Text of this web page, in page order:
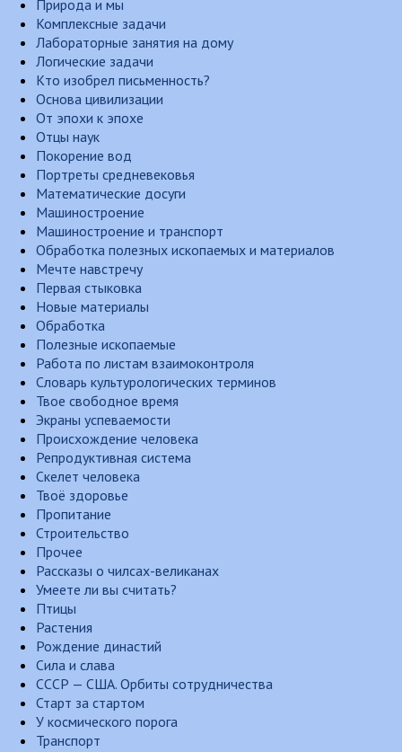
Природа и мы
Комплексные задачи
Лабораторные занятия на дому
Логические задачи
Кто изобрел письменность?
Основа цивилизации
От эпохи к эпохе
Отцы наук
Покорение вод
Портреты средневековья
Математические досуги
Машиностроение
Машиностроение и транспорт
Обработка полезных ископаемых и материалов
Мечте навстречу
Первая стыковка
Новые материалы
Обработка
Полезные ископаемые
Работа по листам взаимоконтроля
Словарь культурологических терминов
Твое свободное время
Экраны успеваемости
Происхождение человека
Репродуктивная система
Скелет человека
Твоё здоровье
Пропитание
Строительство
Прочее
Рассказы о чилсах-великанах
Умеете ли вы считать?
Птицы
Растения
Рождение династий
Сила и слава
СССР — США. Орбиты сотрудничества
Старт за стартом
У космического порога
Транспорт